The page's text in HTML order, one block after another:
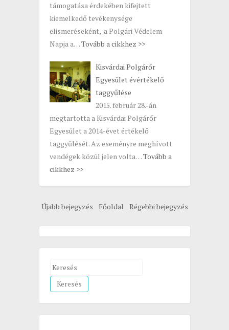
támogatása érdekében kifejtett
kiemelkedő tevékenysége
elismeréseként, a Polgári Védelem
Napja a…Tovább a cikkhez >>
Kisvárdai Polgárőr
Egyesület évértékelő
taggyűlése
2015. február 28.-án
megtartotta a Kisvárdai Polgárőr
Egyesület a 2014-évet értékelő
taggyűlését. Az eseményre meghívott
vendégek közül jelen volta…Tovább a
cikkhez >>
Újabb bejegyzés Régebbi bejegyzés
Főoldal
S
e
a
r
c